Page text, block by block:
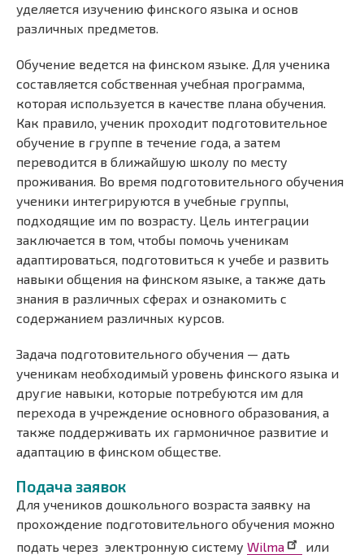
уделяется изучению финского языка и основ
различных предметов.
Обучение ведется на финском языке. Для ученика
составляется собственная учебная программа,
которая используется в качестве плана обучения.
Как правило, ученик проходит подготовительное
обучение в группе в течение года, а затем
переводится в ближайшую школу по месту
проживания. Во время подготовительного обучения
ученики интегрируются в учебные группы,
подходящие им по возрасту. Цель интеграции
заключается в том, чтобы помочь ученикам
адаптироваться, подготовиться к учебе и развить
навыки общения на финском языке, а также дать
знания в различных сферах и ознакомить с
содержанием различных курсов.
Задача подготовительного обучения — дать
ученикам необходимый уровень финского языка и
другие навыки, которые потребуются им для
перехода в учреждение основного образования, а
также поддерживать их гармоничное развитие и
адаптацию в финском обществе.
Подача заявок
Для учеников дошкольного возраста заявку на
прохождение подготовительного обучения можно
подать через электронную систему Wilma
или